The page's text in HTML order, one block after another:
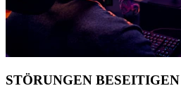
STÖRUNGEN BESEITIGEN